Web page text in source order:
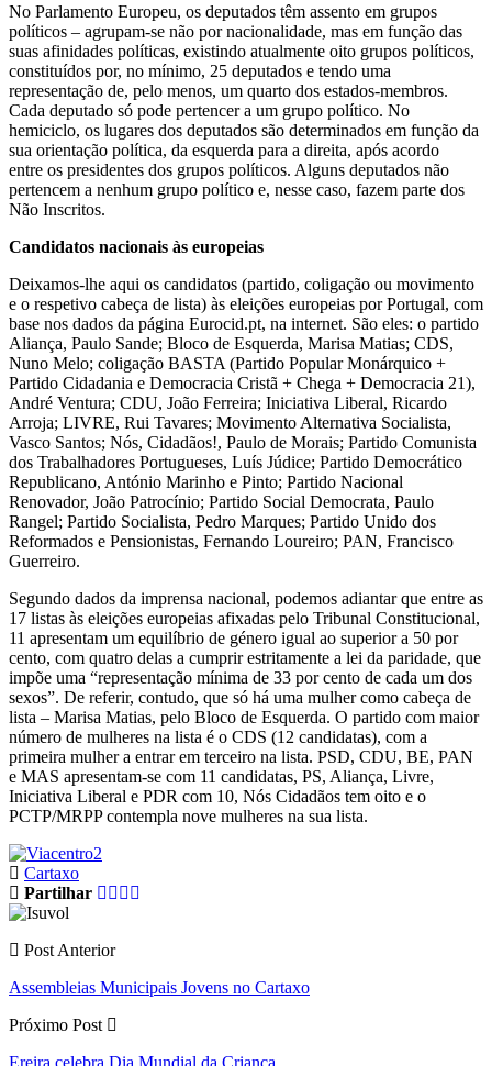
No Parlamento Europeu, os deputados têm assento em grupos
políticos – agrupam-se não por nacionalidade, mas em função das
suas afinidades políticas, existindo atualmente oito grupos políticos,
constituídos por, no mínimo, 25 deputados e tendo uma
representação de, pelo menos, um quarto dos estados-membros.
Cada deputado só pode pertencer a um grupo político. No
hemiciclo, os lugares dos deputados são determinados em função da
sua orientação política, da esquerda para a direita, após acordo
entre os presidentes dos grupos políticos. Alguns deputados não
pertencem a nenhum grupo político e, nesse caso, fazem parte dos
Não Inscritos.
Candidatos nacionais às europeias
Deixamos-lhe aqui os candidatos (partido, coligação ou movimento
e o respetivo cabeça de lista) às eleições europeias por Portugal, com
base nos dados da página Eurocid.pt, na internet. São eles: o partido
Aliança, Paulo Sande; Bloco de Esquerda, Marisa Matias; CDS,
Nuno Melo; coligação BASTA (Partido Popular Monárquico +
Partido Cidadania e Democracia Cristã + Chega + Democracia 21),
André Ventura; CDU, João Ferreira; Iniciativa Liberal, Ricardo
Arroja; LIVRE, Rui Tavares; Movimento Alternativa Socialista,
Vasco Santos; Nós, Cidadãos!, Paulo de Morais; Partido Comunista
dos Trabalhadores Portugueses, Luís Júdice; Partido Democrático
Republicano, António Marinho e Pinto; Partido Nacional
Renovador, João Patrocínio; Partido Social Democrata, Paulo
Rangel; Partido Socialista, Pedro Marques; Partido Unido dos
Reformados e Pensionistas, Fernando Loureiro; PAN, Francisco
Guerreiro.
Segundo dados da imprensa nacional, podemos adiantar que entre as
17 listas às eleições europeias afixadas pelo Tribunal Constitucional,
11 apresentam um equilíbrio de género igual ao superior a 50 por
cento, com quatro delas a cumprir estritamente a lei da paridade, que
impõe uma “representação mínima de 33 por cento de cada um dos
sexos”. De referir, contudo, que só há uma mulher como cabeça de
lista – Marisa Matias, pelo Bloco de Esquerda. O partido com maior
número de mulheres na lista é o CDS (12 candidatas), com a
primeira mulher a entrar em terceiro na lista. PSD, CDU, BE, PAN
e MAS apresentam-se com 11 candidatas, PS, Aliança, Livre,
Iniciativa Liberal e PDR com 10, Nós Cidadãos tem oito e o
PCTP/MRPP contempla nove mulheres na sua lista.
Cartaxo
Partilhar
Post Anterior
Assembleias Municipais Jovens no Cartaxo
Próximo Post
Ereira celebra Dia Mundial da Criança